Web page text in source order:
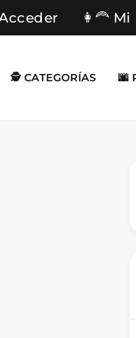
👩‍🦰
🕵️ CATEGORÍAS 🌆